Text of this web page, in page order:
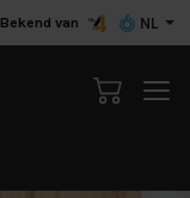
Bekend van NL